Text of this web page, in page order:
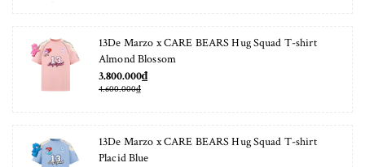
13De Marzo x CARE BEARS Hug Squad T-shirt
Almond Blossom
3.800.000₫
4.600.000₫
13De Marzo x CARE BEARS Hug Squad T-shirt
Placid Blue